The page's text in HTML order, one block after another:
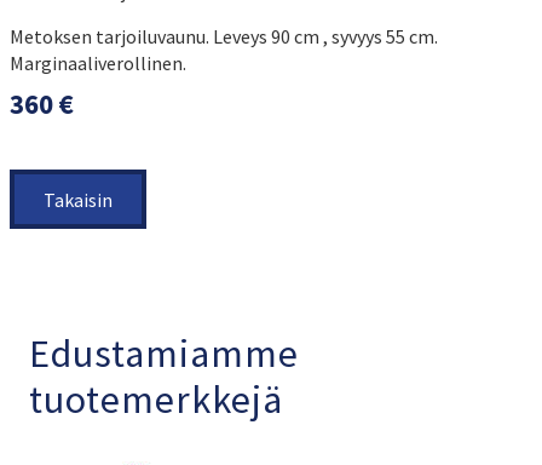
Metoksen tarjoiluvaunu. Leveys 90 cm , syvyys 55 cm.
Marginaaliverollinen.
360 €
Takaisin
Edustamiamme
tuotemerkkejä